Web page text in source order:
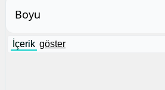
Boyu
İçerik göster